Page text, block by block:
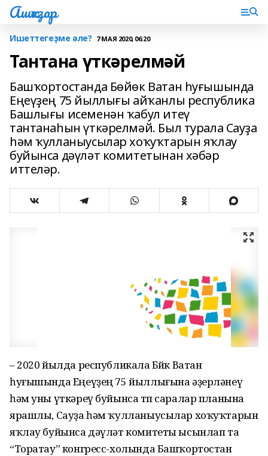
Ашҡаҙар
Ишеттегеҙме әле? 7 МАЯ 2020, 06:20
Тантана үткәрелмәй
Башҡортостанда Бөйөк Ватан һуғышында
Еңеүҙең 75 йыллығы айҡанлы республика
Башлығы исеменән ҡабул итеү
тантанаһын үткәрелмәй. Был турала Сауҙа
һәм ҡулланыусылар хоҡуҡтарын яҡлау
буйынса дәүләт комитетынан хәбәр
иттеләр.
– 2020 йылда республикала Бөйөк Ватан
һуғышында Еңеүҙең 75 йыллығына әҙерләнеү
һәм уны үткәреү буйынса төп саралар планына
ярашлы, Сауҙа һәм ҡулланыусылар хоҡуҡтарын
яҡлау буйынса дәүләт комитеты ысынлап та
“Торатау” конгресс-холында Башҡортостан